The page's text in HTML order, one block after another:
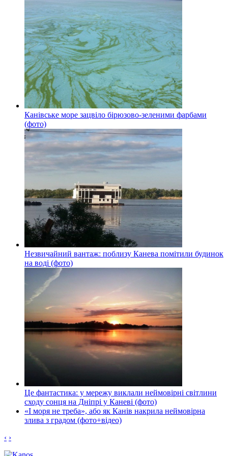
Канівське море зацвіло бірюзово-зеленими фарбами
(фото)
Незвичайний вантаж: поблизу Канева помітили будинок
на воді (фото)
Це фантастика: у мережу виклали неймовірні світлини
сходу сонця на Дніпрі у Каневі (фото)
«І моря не треба», або як Канів накрила неймовірна
злива з градом (фото+відео)
‹ ›